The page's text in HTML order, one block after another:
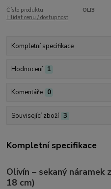
Číslo produktu:
OLI3
Hlídat cenu / dostupnost
Kompletní specifikace
Hodnocení 1
Komentáře 0
Související zboží 3
Kompletní specifikace
Olivín – sekaný náramek
18 cm)